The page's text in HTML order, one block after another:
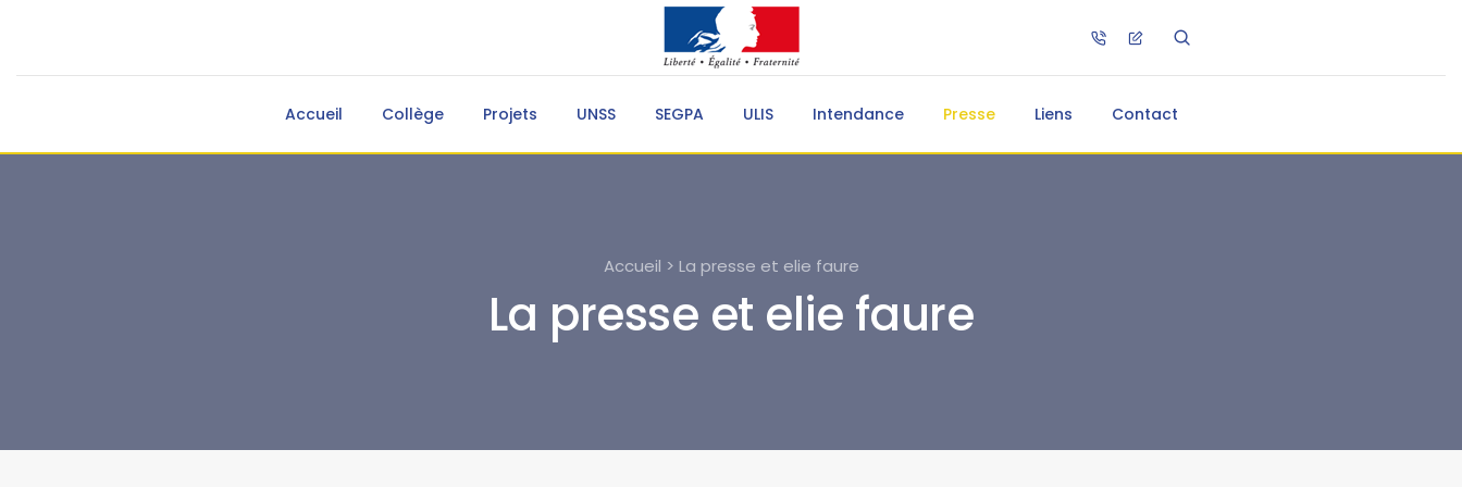
Accueil Collège Projets UNSS SEGPA ULIS Intendance Presse Liens Contact
Accueil > La presse et elie faure
La presse et elie faure